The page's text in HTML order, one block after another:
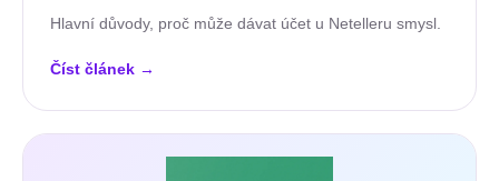
Hlavní důvody, proč může dávat účet u Netelleru smysl.
Číst článek →